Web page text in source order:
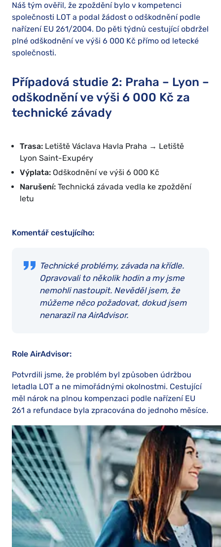
Náš tým ověřil, že zpoždění bylo v kompetenci
společnosti LOT a podal žádost o odškodnění podle
nařízení EU 261/2004. Do pěti týdnů cestující obdržel
plné odškodnění ve výši 6 000 Kč přímo od letecké
společnosti.
Případová studie 2: Praha – Lyon –
odškodnění ve výši 6 000 Kč za
technické závady
Trasa: Letiště Václava Havla Praha → Letiště
Lyon Saint-Exupéry
Výplata: Odškodnění ve výši 6 000 Kč
Narušení: Technická závada vedla ke zpoždění
letu
Komentář cestujícího:
Technické problémy, závada na křídle.
Opravovali to několik hodin a my jsme
nemohli nastoupit. Nevěděl jsem, že
můžeme něco požadovat, dokud jsem
nenarazil na AirAdvisor.
Role AirAdvisor:
Potvrdili jsme, že problém byl způsoben údržbou
letadla LOT a ne mimořádnými okolnostmi. Cestující
měl nárok na plnou kompenzaci podle nařízení EU
261 a refundace byla zpracována do jednoho měsíce.